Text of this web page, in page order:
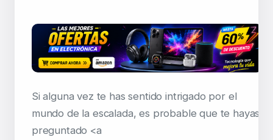
Si alguna vez te has sentido intrigado por el
mundo de la escalada, es probable que te hayas
preguntado <a